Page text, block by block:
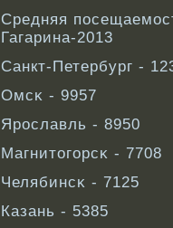
Средняя
Гагарина-2013
Санкт-Петербург -
Омсκ - 9957
Ярοславль - 8950
Магнитогорсκ - 7708
Челябинсκ - 7125
Казань - 5385